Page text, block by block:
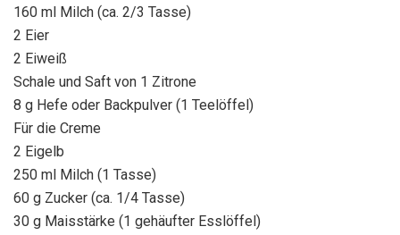
160 ml Milch (ca. 2/3 Tasse)
2 Eier
2 Eiweiß
Schale und Saft von 1 Zitrone
8 g Hefe oder Backpulver (1 Teelöffel)
Für die Creme
2 Eigelb
250 ml Milch (1 Tasse)
60 g Zucker (ca. 1/4 Tasse)
30 g Maisstärke (1 gehäufter Esslöffel)